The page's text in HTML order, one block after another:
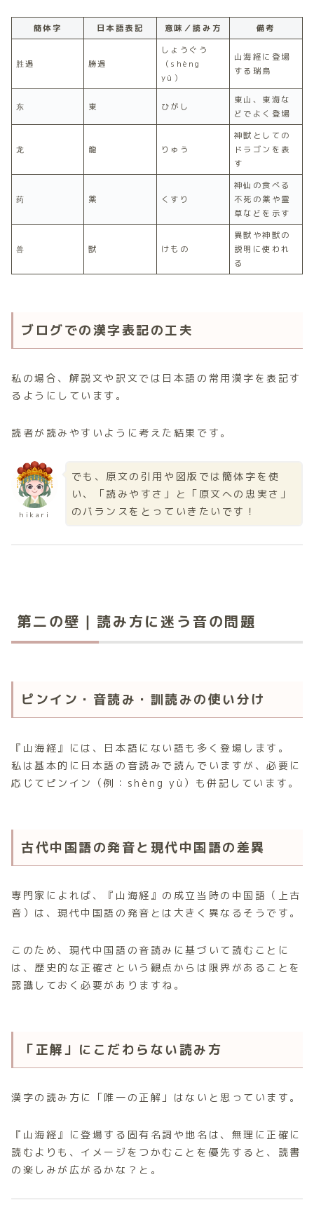
簡体字 日本語表記 意味／読み方 備考
胜遇 勝遇
しょうぐう
（shèng
yù）
山海経に登場
する瑞鳥
东 東 ひがし
東山、東海な
どでよく登場
龙 龍 りゅう
神獣としての
ドラゴンを表
す
药 薬 くすり
神仙の食べる
不死の薬や霊
草などを示す
兽 獣 けもの
異獣や神獣の
説明に使われ
る
ブログでの漢字表記の工夫
私の場合、解説文や訳文では日本語の常用漢字を表記す
るようにしています。
読者が読みやすいように考えた結果です。
hikari
でも、原文の引用や図版では簡体字を使
い、「読みやすさ」と「原文への忠実さ」
のバランスをとっていきたいです！
第二の壁｜読み方に迷う音の問題
ピンイン・音読み・訓読みの使い分け
『山海経』には、日本語にない語も多く登場します。
私は基本的に日本語の音読みで読んでいますが、必要に
応じてピンイン（例：shèng yù）も併記しています。
古代中国語の発音と現代中国語の差異
専門家によれば、『山海経』の成立当時の中国語（上古
音）は、現代中国語の発音とは大きく異なるそうです。
このため、現代中国語の音読みに基づいて読むことに
は、歴史的な正確さという観点からは限界があることを
認識しておく必要がありますね。
「正解」にこだわらない読み方
漢字の読み方に「唯一の正解」はないと思っています。
『山海経』に登場する固有名詞や地名は、無理に正確に
読むよりも、イメージをつかむことを優先すると、読書
の楽しみが広がるかな？と。